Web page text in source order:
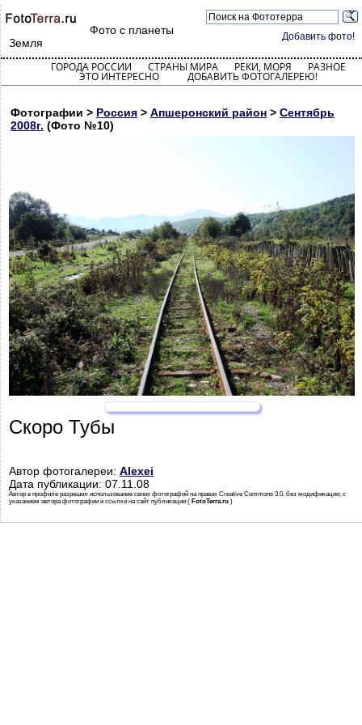
Добавить фото!
Фото с планеты
Земля
ГОРОДА РОССИИ СТРАНЫ МИРА РЕКИ, МОРЯ РАЗНОЕ
ЭТО ИНТЕРЕСНО ДОБАВИТЬ ФОТОГАЛЕРЕЮ!
Фотографии > Россия > Апшеронский район > Сентябрь
2008г. (Фото №10)
Скоро Тубы
Автор фотогалереи: Alexei
Дата публикации: 07.11.08
Автор в профиле разрешил использование своих фотографий на правах Creative Commons 3.0, без модификации, с
указанием автора фотографии и ссылки на сайт публикации ( FotoTerra.ru )